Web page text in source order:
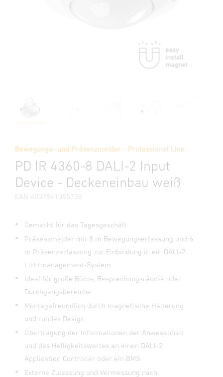
Bewegungs- und Präsenzmelder - Professional Line
PD IR 4360-8 DALI-2 Input
Device - Deckeneinbau weiß
EAN 4007841085735
Gemacht für das Tagesgeschäft
Präsenzmelder mit 8 m Bewegungserfassung und 6
m Präsenzerfassung zur Einbindung in ein DALI-2
Lichtmanagement-System
Ideal für große Büros, Besprechungsräume oder
Durchgangsbereiche
Montagefreundlich durch magnetische Halterung
und rundes Design
Übertragung der Informationen der Anwesenheit
und des Helligkeitswertes an einen DALI-2
Application Controller oder ein BMS
Externe Zulassung und Vermessung nach